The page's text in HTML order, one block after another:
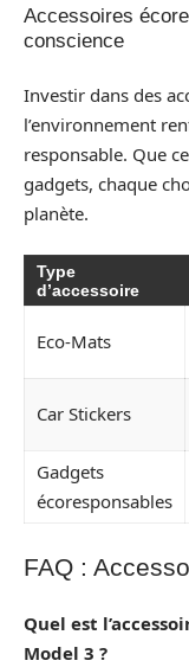
Accessoires
conscience
Investir dans des
l’environnement
responsable. Que
gadgets, chaque
planète.
Type
d’accessoire
Eco-Mats
Car Stickers
Gadgets
écoresponsables
FAQ :
Quel est
Model 3 ?